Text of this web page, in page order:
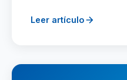
Leer artículo